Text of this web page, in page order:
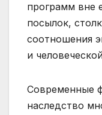
программ вне
посылок,
соотношения
и
Современные
наследство